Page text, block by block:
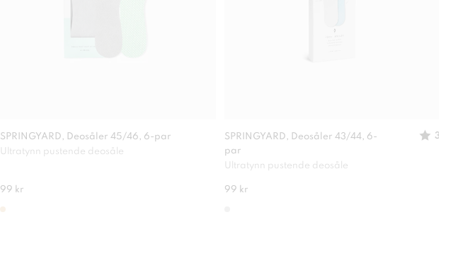
SPRINGYARD, Deosåler 45/46, 6-par
Ultratynn pustende deosåle
99 kr
SPRINGYARD, Deosåler 43/44, 6-
par
3
Ultratynn pustende deosåle
99 kr